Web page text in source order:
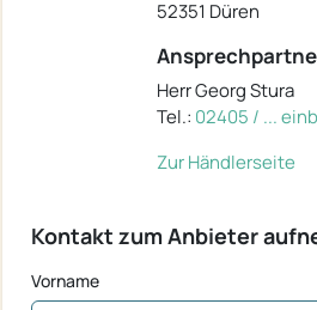
52351 Düren
Herr Georg Stura
Tel.: 02405 / ...
Zur Händlerseite
Kontakt zum Anbieter
Vorname